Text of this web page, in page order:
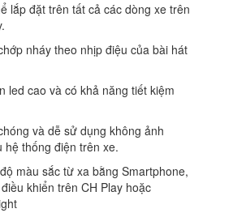
lắp đặt trên tất cả các dòng xe trên
nháy theo nhịp điệu của bài hát
led cao và có khả năng tiết kiệm
và dễ sử dụng không ảnh
hệ thống điện trên xe.
màu sắc từ xa bằng Smartphone,
khiển trên CH Play hoặc